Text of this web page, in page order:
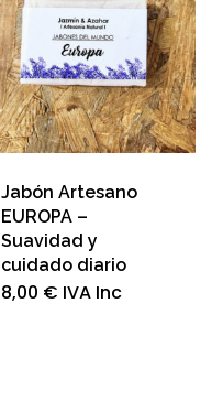
Jabón Artesano
EUROPA –
Suavidad y
cuidado diario
8,00 € IVA Inc